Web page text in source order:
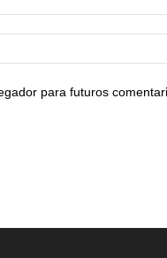
para futuros